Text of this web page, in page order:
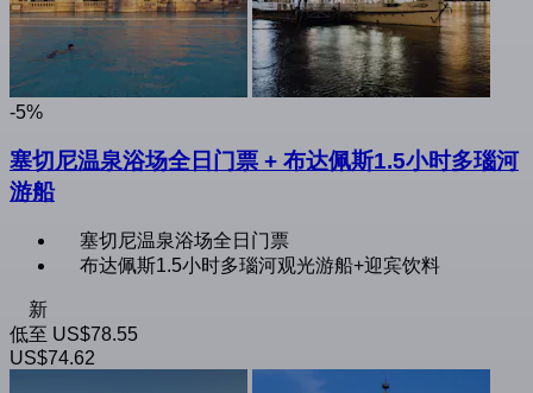
-5%
塞切尼温泉浴场全日门票 + 布达佩斯1.5小时多瑙河
游船
塞切尼温泉浴场全日门票
布达佩斯1.5小时多瑙河观光游船+迎宾饮料
新
低至 US$78.55
US$74.62